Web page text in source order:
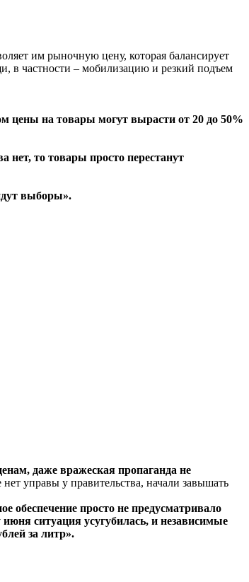
им рыночную цену, которая балансирует
в частности – мобилизацию и резкий подъем
цены на товары могут вырасти от 20 до 50%
нет, то товары просто перестанут
выборы».
даже вражеская пропаганда не
управы у правительства, начали завышать
обеспечение просто не предусматривало
ситуация усугубилась, и независимые
за литр».